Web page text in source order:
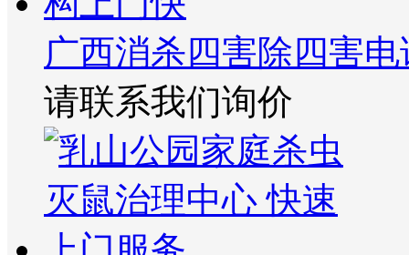
广西消杀四害除四害
请联系我们询价